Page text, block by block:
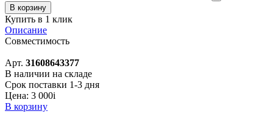
В корзину
Купить в 1 клик
Описание
Совместимость
Арт. 31608643377
В наличии на складе
Срок поставки 1-3 дня
Цена: 3 000i
В корзину